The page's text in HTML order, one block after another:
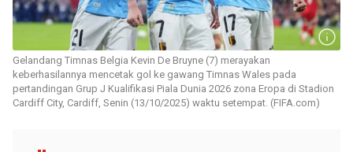
Gelandang Timnas Belgia Kevin De Bruyne (7) merayakan
keberhasilannya mencetak gol ke gawang Timnas Wales pada
pertandingan Grup J Kualifikasi Piala Dunia 2026 zona Eropa di Stadion
Cardiff City, Cardiff, Senin (13/10/2025) waktu setempat. (FIFA.com)